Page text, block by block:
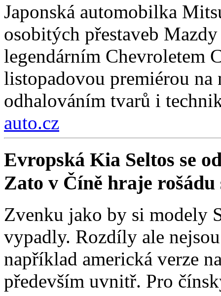
Japonská automobilka
osobitých přestaveb
legendárním Chevroletem
listopadovou premiérou
odhalováním tvarů i
auto.cz
Evropská Kia Seltos se
Zato v Číně hraje
Zvenku jako by si modely
vypadly. Rozdíly ale
například americká verze
především uvnitř. Pro